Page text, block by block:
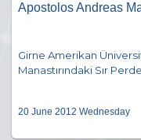
Apostolos Andreas
Girne Amerikan
Manastırındaki Sır
20 June 2012 Wednesday